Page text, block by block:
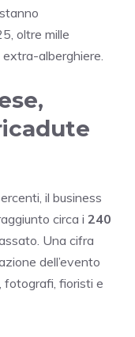
oltre mille
alberghiere.
il business
circa i 240
Una cifra
dell’evento
fotografi, fioristi e